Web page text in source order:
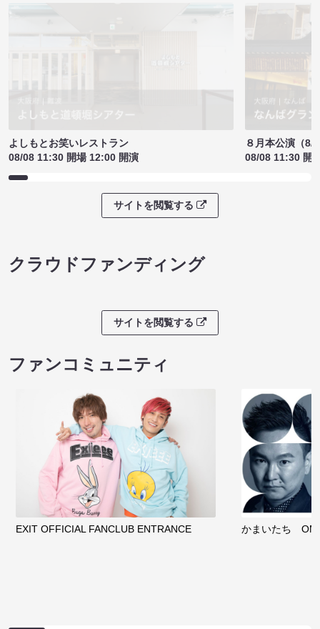
よしもとお笑いレストラン
08/08 11:30 開場 12:00 開演
８月本公演（8/
08/08 11:30 開
サイトを閲覧する
クラウドファンディング
サイトを閲覧する
ファンコミュニティ
EXIT OFFICIAL FANCLUB ENTRANCE かまいたち